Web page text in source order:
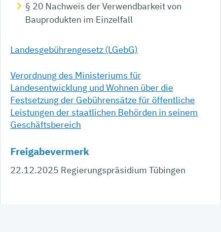
§ 20 Nachweis der Verwendbarkeit von
Bauprodukten im Einzelfall
Landesgebührengesetz (LGebG)
Verordnung des Ministeriums für
Landesentwicklung und Wohnen über die
Festsetzung der Gebührensätze für öffentliche
Leistungen der staatlichen Behörden in seinem
Geschäftsbereich
Freigabevermerk
22.12.2025 Regierungspräsidium Tübingen